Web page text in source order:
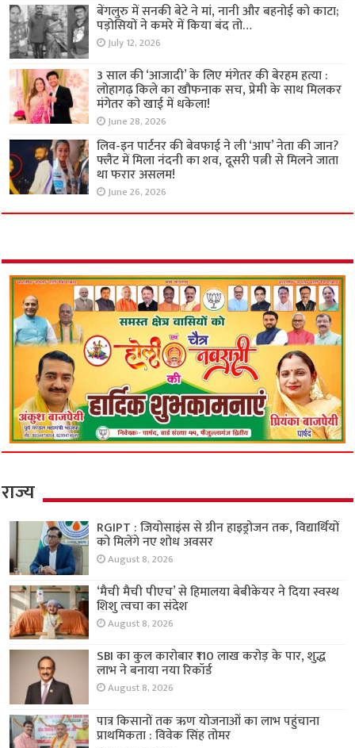
बेंगलुरु में सनकी बेटे ने मां, नानी और बहनोई को काटा;
पड़ोसियों ने कमरे में किया बंद तो…
July 12, 2026
3 साल की ‘आजादी’ के लिए मंगेतर की बेरहम हत्या :
लोहागढ़ किले का खौफनाक सच, प्रेमी के साथ मिलकर
मंगेतर को खाई में धकेला!
June 28, 2026
लिव-इन पार्टनर की बेवफाई ने ली ‘आप’ नेता की जान?
फ्लैट में मिला नंदनी का शव, दूसरी पत्नी से मिलने जाता
था फरार असलम!
June 26, 2026
राज्य
RGIPT : जियोसाइंस से ग्रीन हाइड्रोजन तक, विद्यार्थियों
को मिलेंगे नए शोध अवसर
August 8, 2026
‘मैची मैची पीएच’ से हिमालया बेबीकेयर ने दिया स्वस्थ
शिशु त्वचा का संदेश
August 8, 2026
SBI का कुल कारोबार ₹110 लाख करोड़ के पार, शुद्ध
लाभ ने बनाया नया रिकॉर्ड
August 8, 2026
पात्र किसानों तक ऋण योजनाओं का लाभ पहुंचाना
प्राथमिकता : विवेक सिंह तोमर